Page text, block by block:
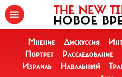
THE NEW
НОВОЕ
Мнение Дискуссия
Портрет
Расследование
Израиль
Навальный